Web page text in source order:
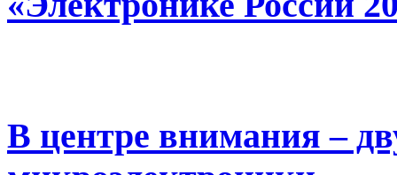
В центре внимания –